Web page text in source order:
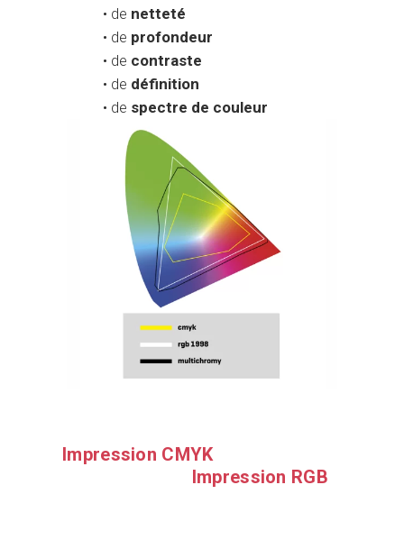
• de netteté
• de profondeur
• de contraste
• de définition
• de spectre de couleur
Impression CMYK
Impression RGB